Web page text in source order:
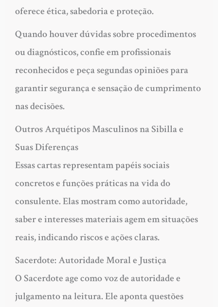
oferece ética, sabedoria e proteção.
Quando houver dúvidas sobre procedimentos
ou diagnósticos, confie em profissionais
reconhecidos e peça segundas opiniões para
garantir segurança e sensação de cumprimento
nas decisões.
Outros Arquétipos Masculinos na Sibilla e
Suas Diferenças
Essas cartas representam papéis sociais
concretos e funções práticas na vida do
consulente. Elas mostram como autoridade,
saber e interesses materiais agem em situações
reais, indicando riscos e ações claras.
Sacerdote: Autoridade Moral e Justiça
O Sacerdote age como voz de autoridade e
julgamento na leitura. Ele aponta questões